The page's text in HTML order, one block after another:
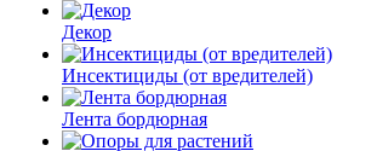
Декор
Инсектициды (от вредителей)
Лента бордюрная